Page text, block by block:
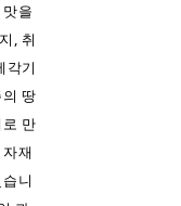
을
, 취
각기
땅
만
재
니